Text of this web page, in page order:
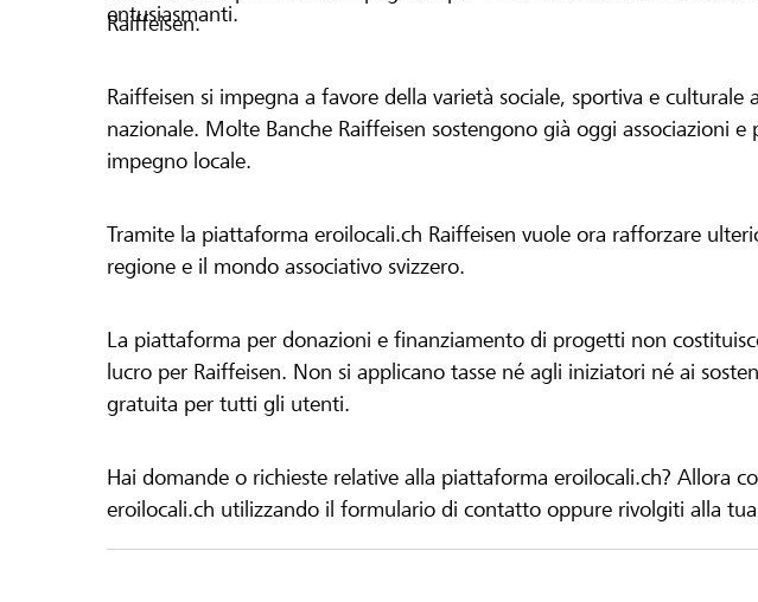
entusiasmanti.
Raiffeisen.
Raiffeisen si impegna a favore della varietà sociale, sportiva e culturale
nazionale. Molte Banche Raiffeisen sostengono già oggi associazioni
impegno locale.
Tramite la piattaforma eroilocali.ch Raiffeisen vuole ora rafforzare
regione e il mondo associativo svizzero.
La piattaforma per donazioni e finanziamento di progetti non
lucro per Raiffeisen. Non si applicano tasse né agli iniziatori né ai
gratuita per tutti gli utenti.
Hai domande o richieste relative alla piattaforma eroilocali.ch? Allora
eroilocali.ch utilizzando il formulario di contatto oppure rivolgiti alla tua